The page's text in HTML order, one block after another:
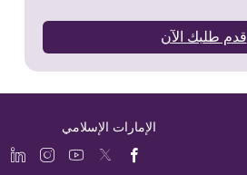
قدم طلبك الآن
الإمارات الإسلامي